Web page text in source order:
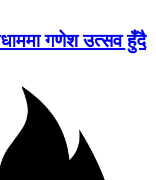
गणेश उत्सव हुँदै